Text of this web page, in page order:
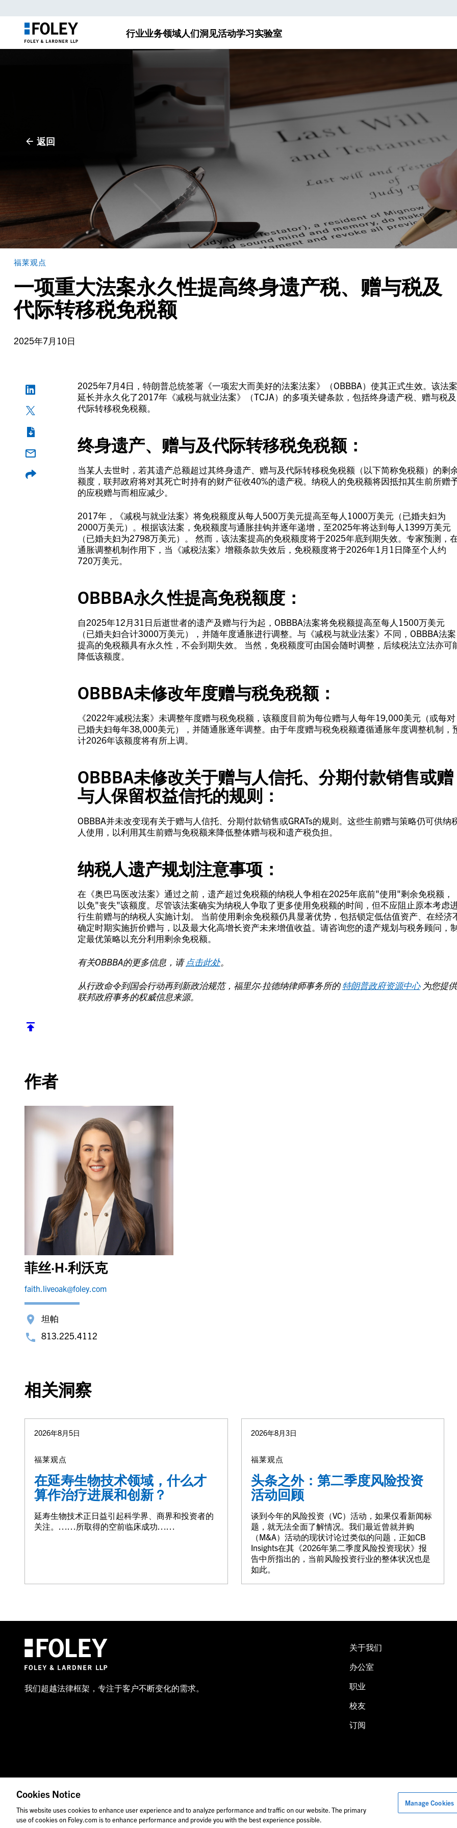
行业业务领域人们洞见活动学习实验室
返回
福莱观点
一项重大法案永久性提高终身遗产税、赠与税及
代际转移税免税额
2025年7月10日
2025年7月4日，特朗普总统签署《一项宏大而美好的法案法案》（OBBBA）使其正式生效。该法案
延长并永久化了2017年《减税与就业法案》（TCJA）的多项关键条款，包括终身遗产税、赠与税及
代际转移税免税额。
终身遗产、赠与及代际转移税免税额：
当某人去世时，若其遗产总额超过其终身遗产、赠与及代际转移税免税额（以下简称免税额）的剩
额度，联邦政府将对其死亡时持有的财产征收40%的遗产税。纳税人的免税额将因抵扣其生前所赠
的应税赠与而相应减少。
2017年，《减税与就业法案》将免税额度从每人500万美元提高至每人1000万美元（已婚夫妇为
2000万美元）。根据该法案，免税额度与通胀挂钩并逐年递增，至2025年将达到每人1399万美元
（已婚夫妇为2798万美元）。 然而，该法案提高的免税额度将于2025年底到期失效。专家预测，
通胀调整机制作用下，当《减税法案》增额条款失效后，免税额度将于2026年1月1日降至个人约
720万美元。
OBBBA永久性提高免税额度：
自2025年12月31日后逝世者的遗产及赠与行为起，OBBBA法案将免税额提高至每人1500万美元
（已婚夫妇合计3000万美元），并随年度通胀进行调整。与《减税与就业法案》不同，OBBBA法案
提高的免税额具有永久性，不会到期失效。 当然，免税额度可由国会随时调整，后续税法立法亦可
降低该额度。
OBBBA未修改年度赠与税免税额：
《2022年减税法案》未调整年度赠与税免税额，该额度目前为每位赠与人每年19,000美元（或每对
已婚夫妇每年38,000美元），并随通胀逐年调整。由于年度赠与税免税额遵循通胀年度调整机制，
计2026年该额度将有所上调。
OBBBA未修改关于赠与人信托、分期付款销售或赠
与人保留权益信托的规则：
OBBBA并未改变现有关于赠与人信托、分期付款销售或GRATs的规则。这些生前赠与策略仍可供纳
人使用，以利用其生前赠与免税额来降低整体赠与税和遗产税负担。
纳税人遗产规划注意事项：
在《奥巴马医改法案》通过之前，遗产超过免税额的纳税人争相在2025年底前"使用"剩余免税额，
以免"丧失"该额度。尽管该法案确实为纳税人争取了更多使用免税额的时间，但不应阻止原本考虑
行生前赠与的纳税人实施计划。 当前使用剩余免税额仍具显著优势，包括锁定低估值资产、在经济
确定时期实施折价赠与，以及最大化高增长资产未来增值收益。请咨询您的遗产规划与税务顾问，
定最优策略以充分利用剩余免税额。
有关OBBBA的更多信息，请 点击此处。
从行政命令到国会行动再到新政治规范，福里尔·拉德纳律师事务所的特朗普政府资源中心为您提供
联邦政府事务的权威信息来源。
作者
菲丝·H·利沃克
faith.liveoak@foley.com
坦帕
813.225.4112
相关洞察
2026年8月5日
福莱观点
在延寿生物技术领域，什么才
算作治疗进展和创新？
延寿生物技术正日益引起科学界、商界和投资者的
关注。……所取得的空前临床成功……
2026年8月3日
福莱观点
头条之外：第二季度风险投资
活动回顾
谈到今年的风险投资（VC）活动，如果仅看新闻标
题，就无法全面了解情况。我们最近曾就并购
（M&A）活动的现状讨论过类似的问题，正如CB
Insights在其《2026年第二季度风险投资现状》报
告中所指出的，当前风险投资行业的整体状况也是
如此。
我们超越法律框架，专注于客户不断变化的需求。
关于我们
办公室
职业
校友
订阅
© 2026 福里尔·拉德纳律师事务所 律师广告 图片中的人物可能并非福莱公司员工。
Cookies Notice
This website uses cookies to enhance user experience and to analyze performance and traffic on our website. The primary
use of cookies on Foley.com is to enhance performance and provide you with the best experience possible.
Manage Cookies